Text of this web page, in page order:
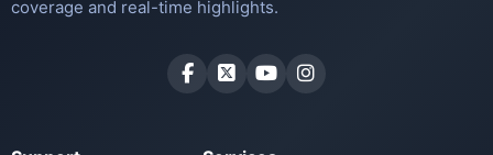
coverage and real-time highlights.